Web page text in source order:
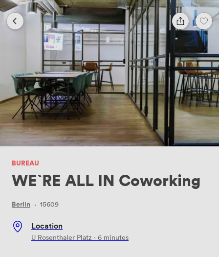
BUREAU
WE`RE ALL IN Coworking
Berlin · 15609
Location
U Rosenthaler Platz · 6 minutes